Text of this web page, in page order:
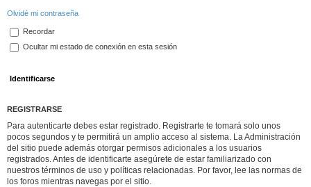
Olvidé mi contraseña
Recordar
Ocultar mi estado de conexión en esta sesión
REGISTRARSE
Para autenticarte debes estar registrado. Registrarte te tomará solo unos
pocos segundos y te permitirá un amplio acceso al sistema. La Administración
del sitio puede además otorgar permisos adicionales a los usuarios
registrados. Antes de identificarte asegúrete de estar familiarizado con
nuestros términos de uso y políticas relacionadas. Por favor, lee las normas de
los foros mientras navegas por el sitio.